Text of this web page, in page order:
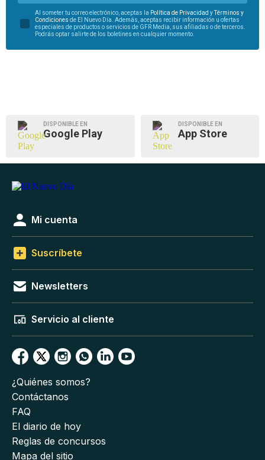
Al someter tu correo electrónico, aceptas la Política de Privacidad y
Términos y
Condiciones de El Nuevo Día. Además, aceptas recibir información u ofertas
especiales de productos o servicios de GFR Media, sus afiliadas o de terceros.
Podrás optar salirte de los boletines en cualquier momento.
DISPONIBLE EN
Google Play
DISPONIBLE EN
App Store
Mi cuenta
Suscríbete
Newsletters
Servicio al cliente
¿Quiénes somos?
Contáctanos
FAQ
El diario de hoy
Reglas de concursos
Mapa del sitio